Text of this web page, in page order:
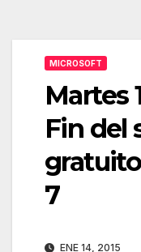
MICROSOFT
Martes
Fin del
7
ENE 14, 2015